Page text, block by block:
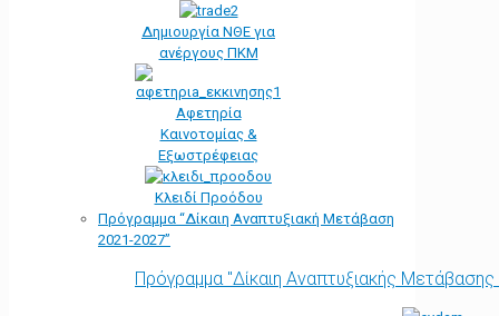
Δημιουργία ΝΘΕ για
ανέργους ΠΚΜ
Αφετηρία
Kαινοτομίας &
Εξωστρέφειας
Κλειδί Προόδου
Πρόγραμμα “Δίκαιη Αναπτυξιακή Μετάβαση
2021-2027”
Πρόγραμμα "Δίκαιη Αναπτυξιακής